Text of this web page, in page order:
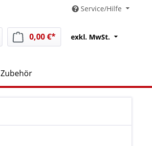
Service/Hilfe
0,00 €*Warenkorb enthält 0
exkl. MwSt.
Zubehör